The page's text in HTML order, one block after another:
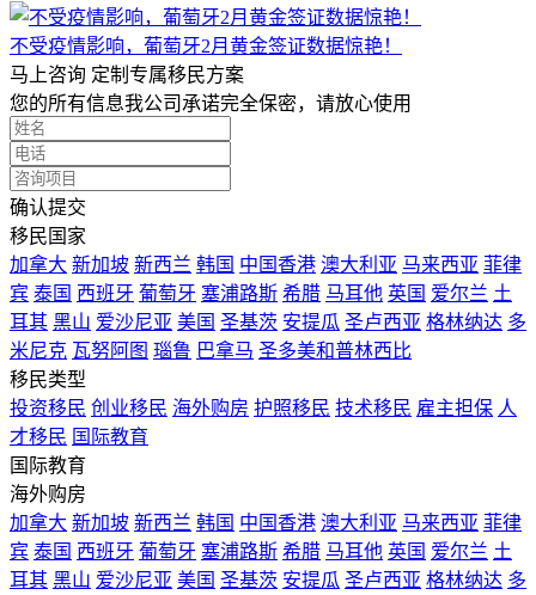
不受疫情影响，葡萄牙2月黄金签证数据惊艳！
马上咨询 定制专属移民方案
您的所有信息我公司承诺完全保密，请放心使用
确认提交
移民国家
加拿大 新加坡 新西兰 韩国 中国香港 澳大利亚 马来西亚 菲律
宾 泰国 西班牙 葡萄牙 塞浦路斯 希腊 马耳他 英国 爱尔兰 土
耳其 黑山 爱沙尼亚 美国 圣基茨 安提瓜 圣卢西亚 格林纳达 多
米尼克 瓦努阿图 瑙鲁 巴拿马 圣多美和普林西比
移民类型
投资移民 创业移民 海外购房 护照移民 技术移民 雇主担保 人
才移民 国际教育
国际教育
海外购房
加拿大 新加坡 新西兰 韩国 中国香港 澳大利亚 马来西亚 菲律
宾 泰国 西班牙 葡萄牙 塞浦路斯 希腊 马耳他 英国 爱尔兰 土
耳其 黑山 爱沙尼亚 美国 圣基茨 安提瓜 圣卢西亚 格林纳达 多